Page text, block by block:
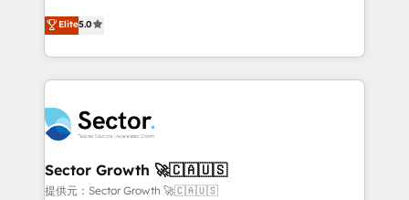
Oferecemos ainda agentes de IA especializados em
HubSpot que automatizam tarefas executam rotinas
empresas em 13 países utilizam a Nexforce. Somos
a maior parceira da HubSpot na América Latina e
líder no ranking global de sucesso do cliente da
HubSpot.
one of HubSpot's most experienced and technically
capable Agency Partners globally. We specialise in
complex CRM migrations, implementations,
integrations, custom CMS portal development,
businesses. Our teams are based in North America
and APAC. We are HubSpot's top-ranked Advanced
Implementation Certified Partner and we contribute
to their advisory council. We strive to do 'good work
Elite5.0
Sector Growth 🚀🇨🇦🇺🇸
提供元：Sector Growth 🚀🇨🇦🇺🇸